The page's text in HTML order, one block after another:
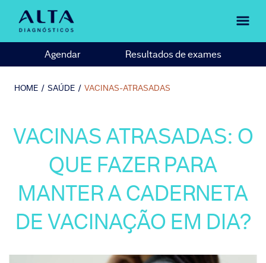
Agendar Resultados de exames
HOME / SAÚDE / VACINAS-ATRASADAS
VACINAS ATRASADAS: O
QUE FAZER PARA
MANTER A CADERNETA
DE VACINAÇÃO EM DIA?